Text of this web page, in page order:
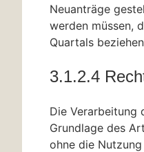
Neuanträge
werden müssen,
Quartals
3.1.2.4
Die Verarbeitung
Grundlage des
ohne die